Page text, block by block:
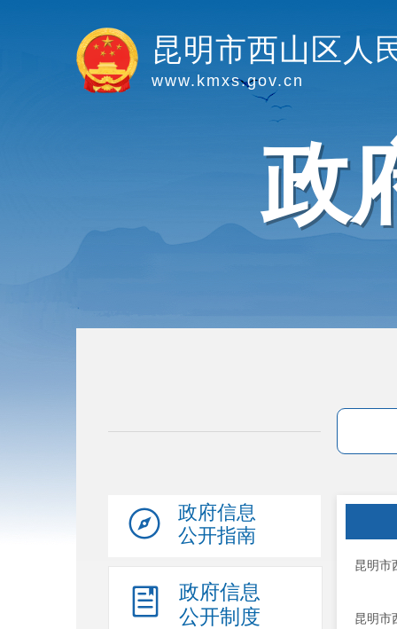
昆明市西山区人
www.kmxs.gov.cn
政
政府信息
公开指南
政府信息
公开制度
昆明市
昆明市